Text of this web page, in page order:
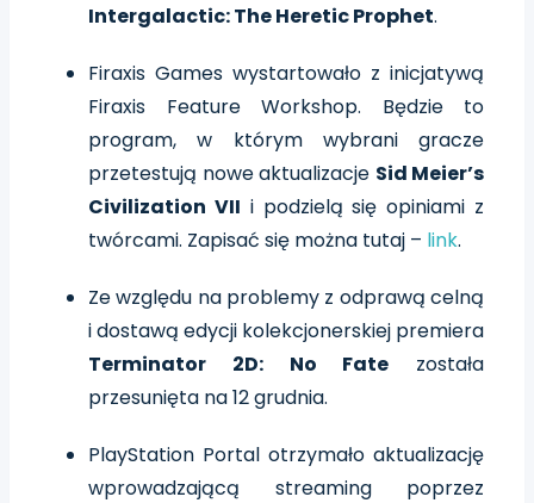
Intergalactic: The Heretic Prophet.
Firaxis Games wystartowało z inicjatywą
Firaxis Feature Workshop. Będzie to
program, w którym wybrani gracze
przetestują nowe aktualizacje Sid Meier’s
Civilization VII i podzielą się opiniami z
twórcami. Zapisać się można tutaj – link.
Ze względu na problemy z odprawą celną
i dostawą edycji kolekcjonerskiej premiera
Terminator 2D: No Fate została
przesunięta na 12 grudnia.
PlayStation Portal otrzymało aktualizację
wprowadzającą streaming poprzez